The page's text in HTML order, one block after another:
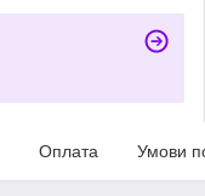
Оплата Умови